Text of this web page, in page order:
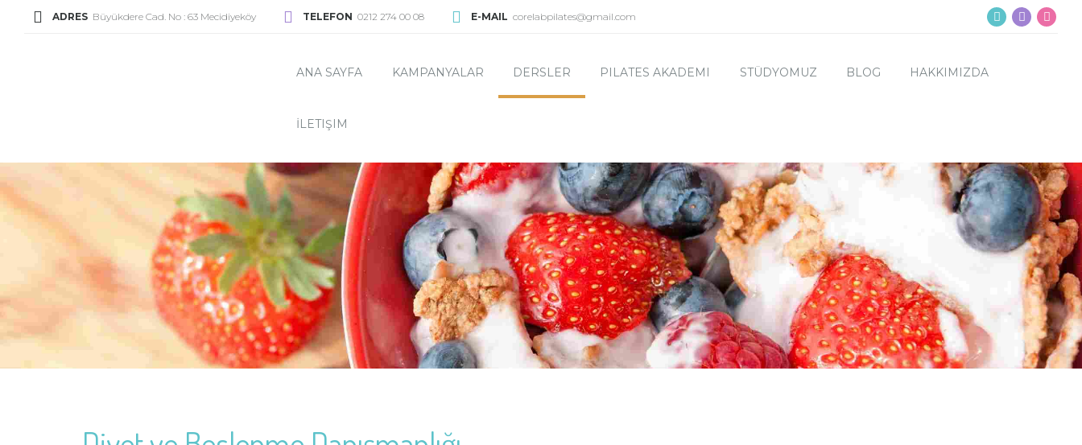
ADRES Büyükdere Cad. No : 63 Mecidiyeköy TELEFON 0212 274 00 08 E-MAIL corelabpilates@gmail.com
ANA SAYFA KAMPANYALAR DERSLER PILATES AKADEMI STÜDYOMUZ BLOG HAKKIMIZDA
İLETIŞIM